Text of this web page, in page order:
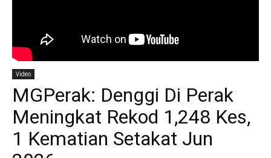
Video
MGPerak: Denggi Di Perak
Meningkat Rekod 1,248 Kes,
1 Kematian Setakat Jun